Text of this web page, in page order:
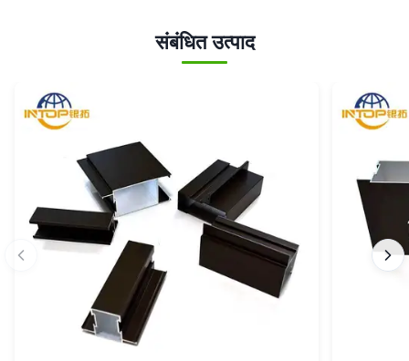
संबंधित उत्पाद